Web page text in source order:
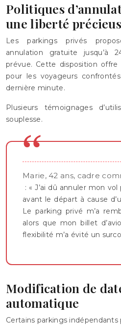
Politiques
une liberté
Les parkings privés
annulation gratuite jusqu’à
prévue. Cette disposition offre
pour les voyageurs
dernière minute.
Plusieurs témoignages
souplesse.
Marie, 42 ans, cadre
: « J’ai dû annuler mon
avant le départ à cause
Le parking privé m’a
alors que mon billet
flexibilité m’a évité un
Modification de
automatique
Certains parkings